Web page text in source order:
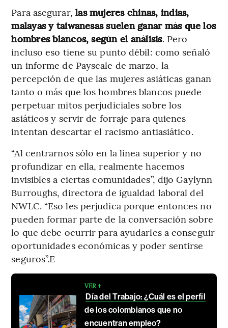
Para asegurar, las mujeres chinas, indias,
malayas y taiwanesas suelen ganar más que los
hombres blancos, según el análisis. Pero
incluso eso tiene su punto débil: como señaló
un informe de Payscale de marzo, la
percepción de que las mujeres asiáticas ganan
tanto o más que los hombres blancos puede
perpetuar mitos perjudiciales sobre los
asiáticos y servir de forraje para quienes
intentan descartar el racismo antiasiático.
“Al centrarnos sólo en la línea superior y no
profundizar en ella, realmente hacemos
invisibles a ciertas comunidades”, dijo Gaylynn
Burroughs, directora de igualdad laboral del
NWLC. “Eso les perjudica porque entonces no
pueden formar parte de la conversación sobre
lo que debe ocurrir para ayudarles a conseguir
oportunidades económicas y poder sentirse
seguros”.E
VER +
Día del Trabajo: ¿Cuál es el perfil
de los colombianos que no
encuentran empleo?